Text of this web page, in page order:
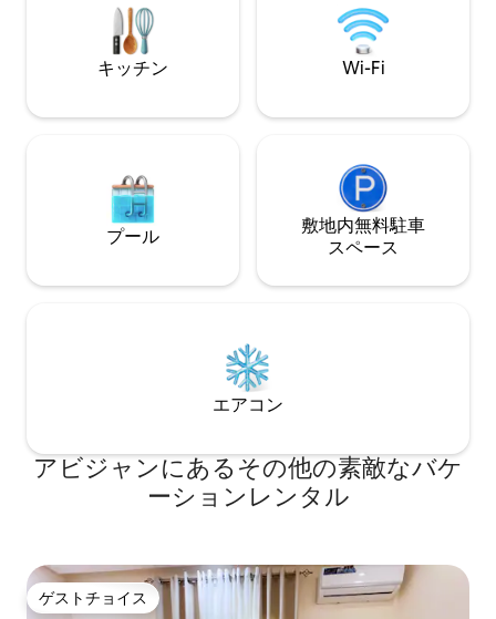
マーケット、 -銀行、ショッピングセンタ
ー… - 学校
キッチン Wi-Fi
プール
敷地内無料駐⁠車
ス⁠ペ⁠ー⁠ス
エアコン
アビジャンにあるその他の素敵なバケ
ーションレンタル
ゲストチョイス
ゲストチョイス